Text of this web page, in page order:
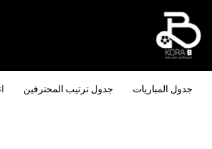
جدول المباريات جدول ترتيب المحترفين